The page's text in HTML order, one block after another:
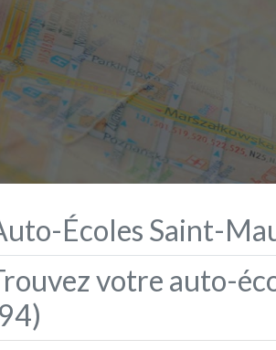
Écoles Saint-
votre auto-